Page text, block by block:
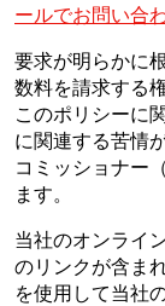
ールでお問い合
要求が明らかに
数料を請求する
このポリシーに
に関連する苦情
コミッショナー
ます。
当社のオンライ
のリンクが含ま
を使用して当社